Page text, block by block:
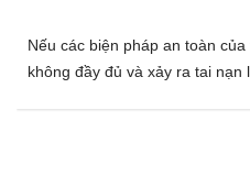
Nếu các biện pháp an toàn
không đầy đủ và xảy ra tai